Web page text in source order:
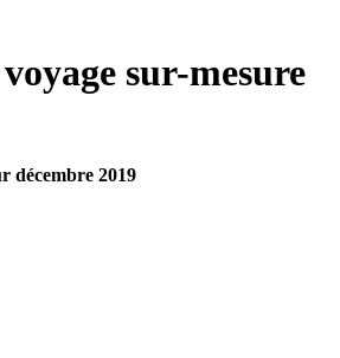
sur-mesure
décembre 2019